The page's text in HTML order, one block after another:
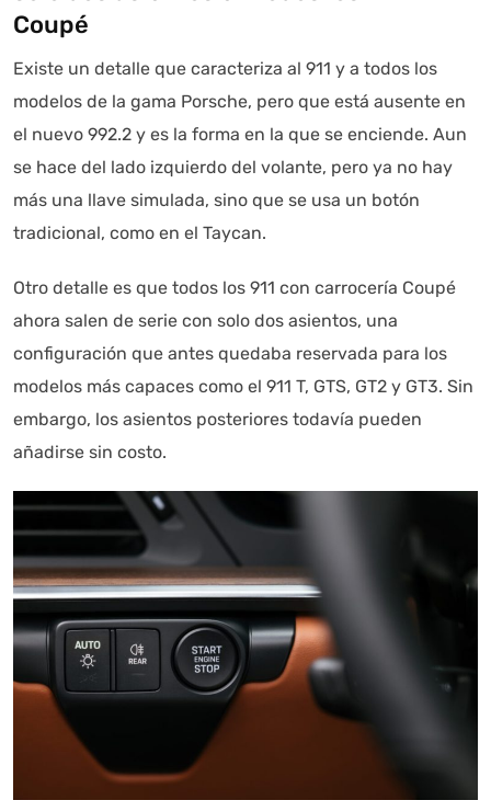
Coupé
Existe un detalle que caracteriza al 911 y a todos los
modelos de la gama Porsche, pero que está ausente en
el nuevo 992.2 y es la forma en la que se enciende. Aun
se hace del lado izquierdo del volante, pero ya no hay
más una llave simulada, sino que se usa un botón
tradicional, como en el Taycan.
Otro detalle es que todos los 911 con carrocería Coupé
ahora salen de serie con solo dos asientos, una
configuración que antes quedaba reservada para los
modelos más capaces como el 911 T, GTS, GT2 y GT3. Sin
embargo, los asientos posteriores todavía pueden
añadirse sin costo.